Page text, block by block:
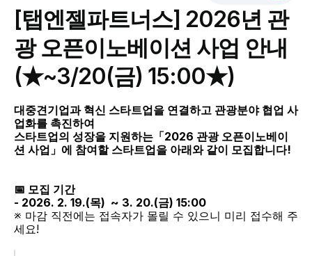
[탭엔젤파트너스] 2026년 관
광 오픈이노베이션 사업 안내
(★~3/20(금) 15:00★)
대중견기업과 혁신 스타트업을 연결하고 관광분야 협업 사
업화를 촉진하여
스타트업의 성장을 지원하는「2026 관광 오픈이노베이
션 사업」에 참여할 스타트업을 아래와 같이 모집합니다!
📅 모집 기간
- 2026. 2. 19.(목)  ~ 3. 20.(금) 15:00
※ 마감 직전에는 접속자가 몰릴 수 있으니 미리 접수해 주
세요!